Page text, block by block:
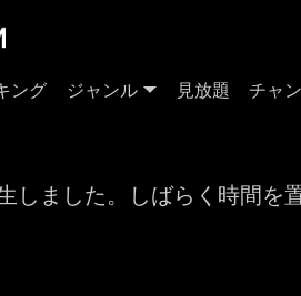
ング ジャンル 見放題 チャ
しました。しばらく時間